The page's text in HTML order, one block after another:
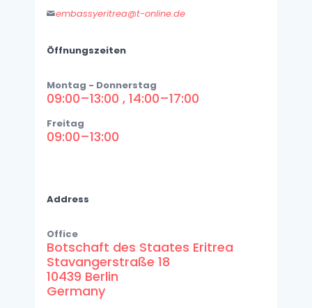
embassyeritrea@t-online.de
Öffnungszeiten
Montag - Donnerstag
09:00–13:00 , 14:00–17:00
Freitag
09:00–13:00
Address
Office
Botschaft des Staates Eritrea
Stavangerstraße 18
10439 Berlin
Germany